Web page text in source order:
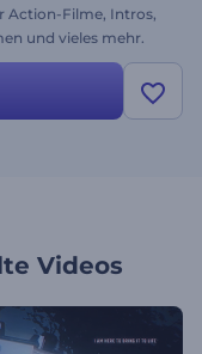
Action-Filme, Intros,
und vieles mehr.
Sie einfach Ihre
hinzu und klicken
Videos